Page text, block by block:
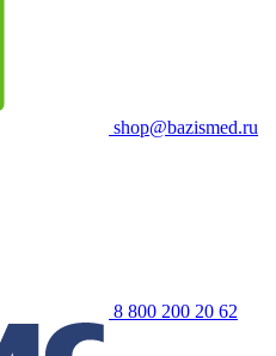
shop@bazismed.ru
8 800 200 20 62